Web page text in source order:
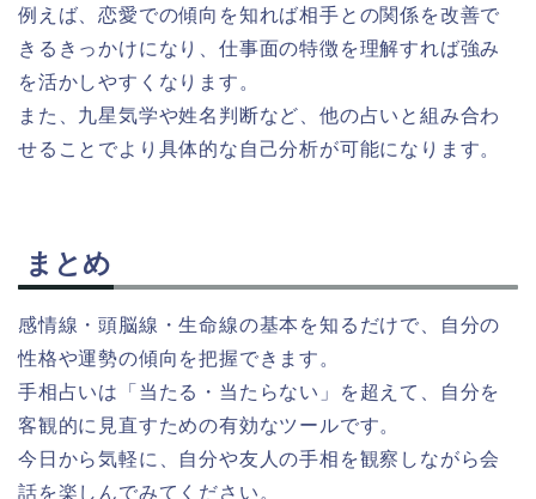
例えば、恋愛での傾向を知れば相手との関係を改善で
きるきっかけになり、仕事面の特徴を理解すれば強み
を活かしやすくなります。
また、九星気学や姓名判断など、他の占いと組み合わ
せることでより具体的な自己分析が可能になります。
まとめ
感情線・頭脳線・生命線の基本を知るだけで、自分の
性格や運勢の傾向を把握できます。
手相占いは「当たる・当たらない」を超えて、自分を
客観的に見直すための有効なツールです。
今日から気軽に、自分や友人の手相を観察しながら会
話を楽しんでみてください。